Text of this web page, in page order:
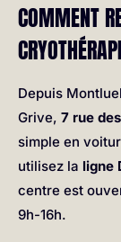
COMMENT
Depuis
Grive, 7 rue
simple en
utilisez la ligne
centre est
9h-16h.